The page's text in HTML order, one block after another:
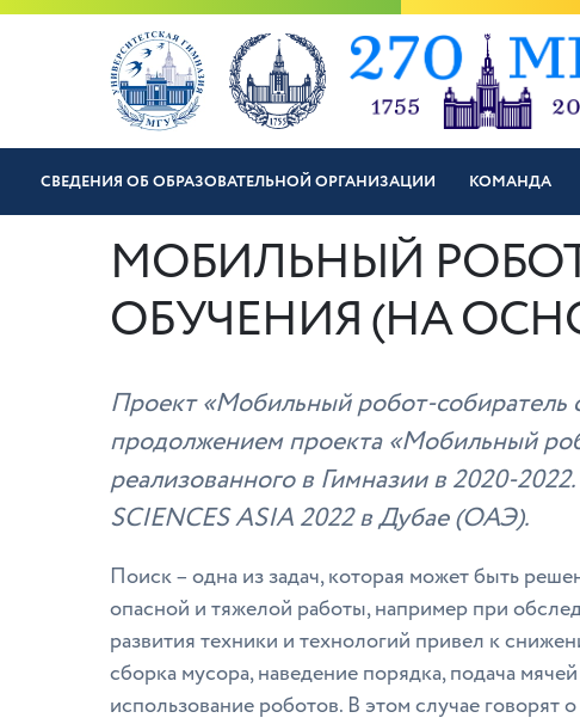
СВЕДЕНИЯ ОБ ОБРАЗОВАТЕЛЬНОЙ ОРГАНИЗАЦИИ КОМАНДА
МОБИЛЬНЫЙ
ОБУЧЕНИЯ (НА
Проект «Мобильный робот-собиратель
продолжением проекта «Мобильный
реализованного в Гимназии в 2020-
SCIENCES ASIA 2022 в Дубае (ОАЭ).
Поиск – одна из задач, которая может быть
опасной и тяжелой работы, например при
развития техники и технологий привел к
сборка мусора, наведение порядка, подача
использование роботов. В этом случае говорят